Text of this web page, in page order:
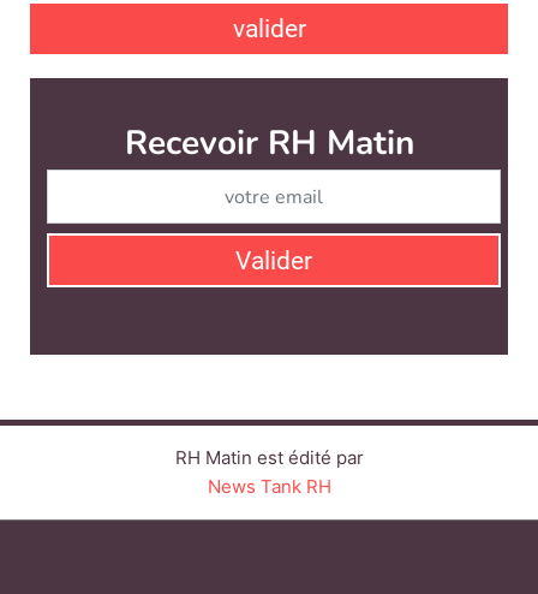
valider
Recevoir RH Matin
Valider
RH Matin est édité par
News Tank RH